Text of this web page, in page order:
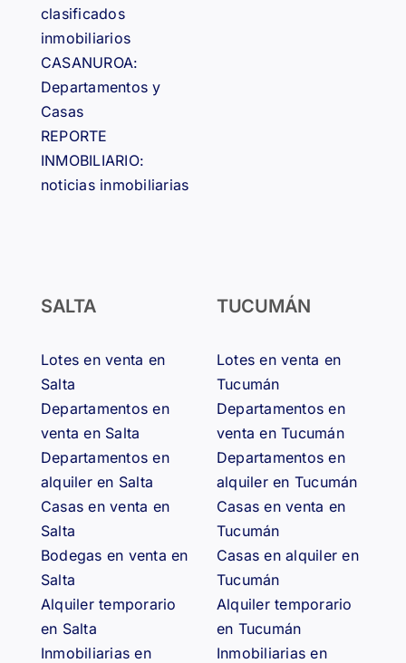
clasificados
inmobiliarios
CASANUROA:
Departamentos y
Casas
REPORTE
INMOBILIARIO:
noticias inmobiliarias
SALTA
Lotes en venta en
Salta
Departamentos en
venta en Salta
Departamentos en
alquiler en Salta
Casas en venta en
Salta
Bodegas en venta en
Salta
Alquiler temporario
en Salta
Inmobiliarias en
TUCUMÁN
Lotes en venta en
Tucumán
Departamentos en
venta en Tucumán
Departamentos en
alquiler en Tucumán
Casas en venta en
Tucumán
Casas en alquiler en
Tucumán
Alquiler temporario
en Tucumán
Inmobiliarias en